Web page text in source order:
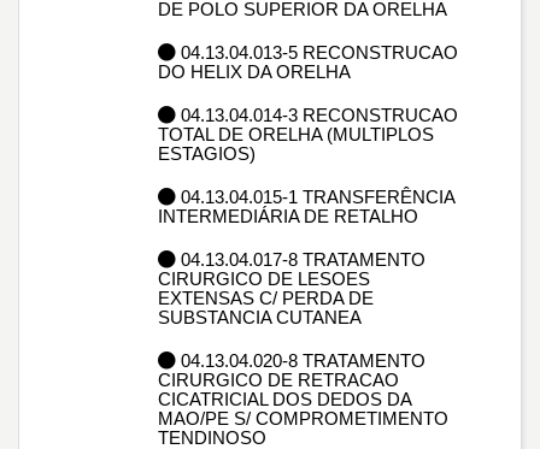
DE POLO SUPERIOR DA ORELHA
04.13.04.013-5 RECONSTRUCAO
DO HELIX DA ORELHA
04.13.04.014-3 RECONSTRUCAO
TOTAL DE ORELHA (MULTIPLOS
ESTAGIOS)
04.13.04.015-1 TRANSFERÊNCIA
INTERMEDIÁRIA DE RETALHO
04.13.04.017-8 TRATAMENTO
CIRURGICO DE LESOES
EXTENSAS C/ PERDA DE
SUBSTANCIA CUTANEA
04.13.04.020-8 TRATAMENTO
CIRURGICO DE RETRACAO
CICATRICIAL DOS DEDOS DA
MAO/PE S/ COMPROMETIMENTO
TENDINOSO